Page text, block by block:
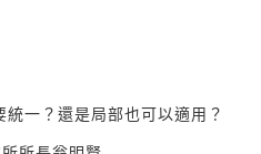
一？還是局部也可以適用？